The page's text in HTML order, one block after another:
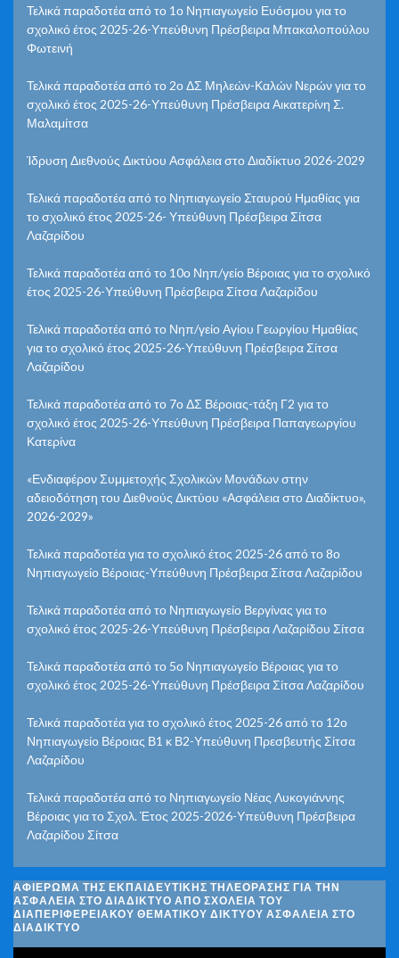
Τελικά παραδοτέα από το 1ο Νηπιαγωγείο Ευόσμου για το
σχολικό έτος 2025-26-Υπεύθυνη Πρέσβειρα Μπακαλοπούλου
Φωτεινή
Τελικά παραδοτέα από το 2ο ΔΣ Μηλεών-Καλών Νερών για το
σχολικό έτος 2025-26-Υπεύθυνη Πρέσβειρα Αικατερίνη Σ.
Μαλαμίτσα
Ίδρυση Διεθνούς Δικτύου Ασφάλεια στο Διαδίκτυο 2026-2029
Τελικά παραδοτέα από το Νηπιαγωγείο Σταυρού Ημαθίας για
το σχολικό έτος 2025-26- Υπεύθυνη Πρέσβειρα Σίτσα
Λαζαρίδου
Τελικά παραδοτέα από το 10ο Νηπ/γείο Βέροιας για το σχολικό
έτος 2025-26-Υπεύθυνη Πρέσβειρα Σίτσα Λαζαρίδου
Τελικά παραδοτέα από το Νηπ/γείο Αγίου Γεωργίου Ημαθίας
για το σχολικό έτος 2025-26-Υπεύθυνη Πρέσβειρα Σίτσα
Λαζαρίδου
Τελικά παραδοτέα από το 7ο ΔΣ Βέροιας-τάξη Γ2 για το
σχολικό έτος 2025-26-Υπεύθυνη Πρέσβειρα Παπαγεωργίου
Κατερίνα
«Ενδιαφέρον Συμμετοχής Σχολικών Μονάδων στην
αδειοδότηση του Διεθνούς Δικτύου «Ασφάλεια στο Διαδίκτυο»,
2026-2029»
Τελικά παραδοτέα για το σχολικό έτος 2025-26 από το 8ο
Νηπιαγωγείο Βέροιας-Υπεύθυνη Πρέσβειρα Σίτσα Λαζαρίδου
Τελικά παραδοτέα από το Νηπιαγωγείο Βεργίνας για το
σχολικό έτος 2025-26-Υπεύθυνη Πρέσβειρα Λαζαρίδου Σίτσα
Τελικά παραδοτέα από το 5ο Νηπιαγωγείο Βέροιας για το
σχολικό έτος 2025-26-Υπεύθυνη Πρέσβειρα Σίτσα Λαζαρίδου
Τελικά παραδοτέα για το σχολικό έτος 2025-26 από το 12ο
Νηπιαγωγείο Βέροιας Β1 κ Β2-Υπεύθυνη Πρεσβευτής Σίτσα
Λαζαρίδου
Τελικά παραδοτέα από το Νηπιαγωγείο Νέας Λυκογιάννης
Βέροιας για το Σχολ. Έτος 2025-2026-Υπεύθυνη Πρέσβειρα
Λαζαρίδου Σίτσα
ΑΦΙΈΡΩΜΑ ΤΗΣ ΕΚΠΑΙΔΕΥΤΙΚΉΣ ΤΗΛΕΌΡΑΣΗΣ ΓΙΑ ΤΗΝ
ΑΣΦΆΛΕΙΑ ΣΤΟ ΔΙΑΔΊΚΤΥΟ ΑΠΌ ΣΧΟΛΕΊΑ ΤΟΥ
ΔΙΑΠΕΡΙΦΕΡΕΙΑΚΟΎ ΘΕΜΑΤΙΚΟΎ ΔΙΚΤΎΟΥ ΑΣΦΆΛΕΙΑ ΣΤΟ
ΔΙΑΔΊΚΤΥΟ